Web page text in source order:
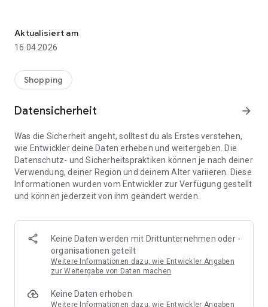
👨‍👩‍👧 Gemeinsame Einkaufslisten in Echtzeit: Alle sehen
⚡ Superschnell & einfach: Liste in Sekunden erstellen und
sofort loslegen.
📱 Immer dabei: Deine Einkaufsliste ist jederzeit auf deinem
🤝 Teilen leicht gemacht: Lade andere ein und erledigt den
Einkauf gemeinsam.
🍳 Zutaten direkt aus Rezepten übernehmen: Importiere
Zutaten von Rezept-Webseiten und verwandle sie
🚀 DEINE VORTEILE IM ALLTAG
* Nie wieder doppelte Einkäufe
* Kein Chaos mehr beim Einkaufen
* Bessere Abstimmung mit Familie & Freunden
* Perfekt für die Essensplanung
Aktualisiert am
16.04.2026
Shopping
Datensicherheit arrow_forward
Was die Sicherheit angeht, solltest du als Erstes verstehen,
wie Entwickler deine Daten erheben und weitergeben. Die
Datenschutz- und Sicherheitspraktiken können je nach deiner
Verwendung, deiner Region und deinem Alter variieren. Diese
Informationen wurden vom Entwickler zur Verfügung gestellt
und können jederzeit von ihm geändert werden.
Keine Daten werden mit Drittunternehmen oder -
organisationen geteilt
Weitere Informationen dazu, wie Entwickler Angaben
zur Weitergabe von Daten machen
Keine Daten erhoben
Weitere Informationen dazu, wie Entwickler Angaben